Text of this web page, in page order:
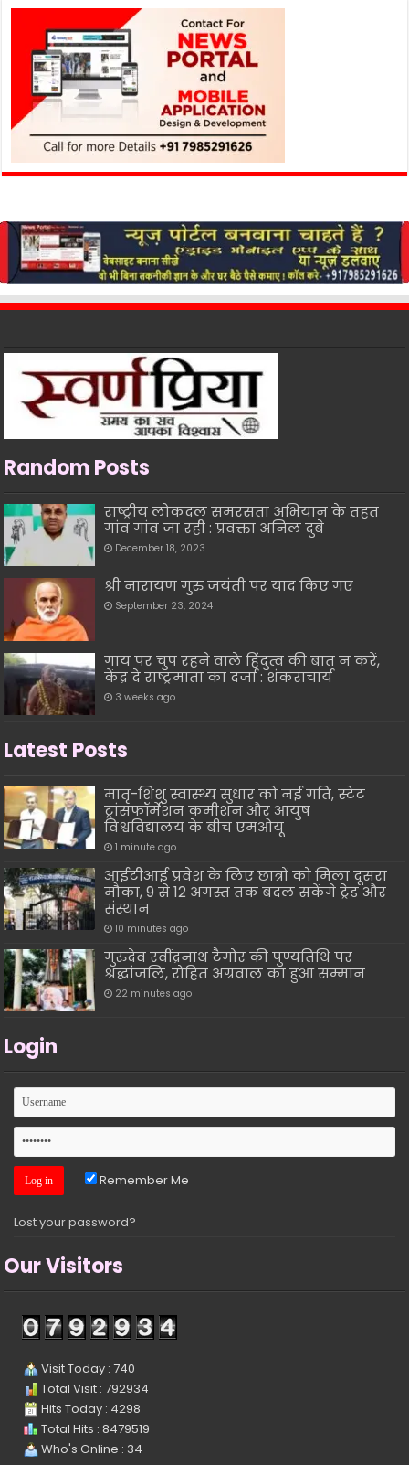
Random Posts
राष्ट्रीय लोकदल समरसता अभियान के तहत
गांव गांव जा रही : प्रवक्ता अनिल दुबे
December 18, 2023
श्री नारायण गुरु जयंती पर याद किए गए
September 23, 2024
गाय पर चुप रहने वाले हिंदुत्व की बात न करें,
केंद्र दे राष्ट्रमाता का दर्जा : शंकराचार्य
3 weeks ago
Latest Posts
मातृ-शिशु स्वास्थ्य सुधार को नई गति, स्टेट
ट्रांसफॉर्मेशन कमीशन और आयुष
विश्वविद्यालय के बीच एमओयू
1 minute ago
आईटीआई प्रवेश के लिए छात्रों को मिला दूसरा
मौका, 9 से 12 अगस्त तक बदल सकेंगे ट्रेड और
संस्थान
10 minutes ago
गुरुदेव रवींद्रनाथ टैगोर की पुण्यतिथि पर
श्रद्धांजलि, रोहित अग्रवाल का हुआ सम्मान
22 minutes ago
Login
Remember Me
Lost your password?
Our Visitors
Visit Today : 740
Total Visit : 792934
Hits Today : 4298
Total Hits : 8479519
Who's Online : 34